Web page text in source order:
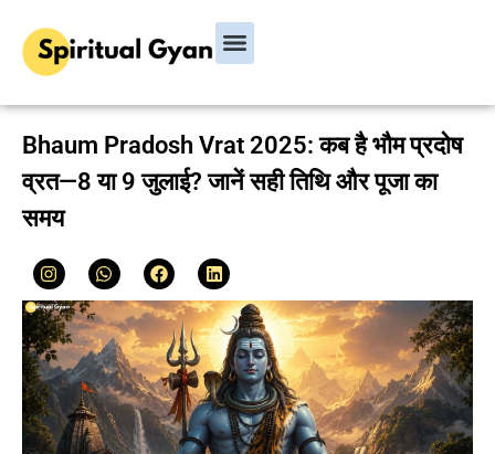
Bhaum Pradosh Vrat 2025: कब है भौम प्रदोष
व्रत—8 या 9 जुलाई? जानें सही तिथि और पूजा का
समय